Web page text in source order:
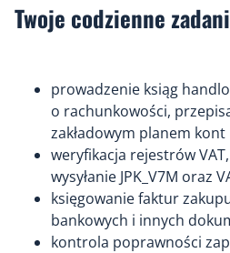
Twoje codzienne
prowadzenie ksiąg
o rachunkowości,
zakładowym planem kont
weryfikacja rejestrów
wysyłanie JPK_V7M oraz
księgowanie faktur
bankowych i innych
kontrola poprawności